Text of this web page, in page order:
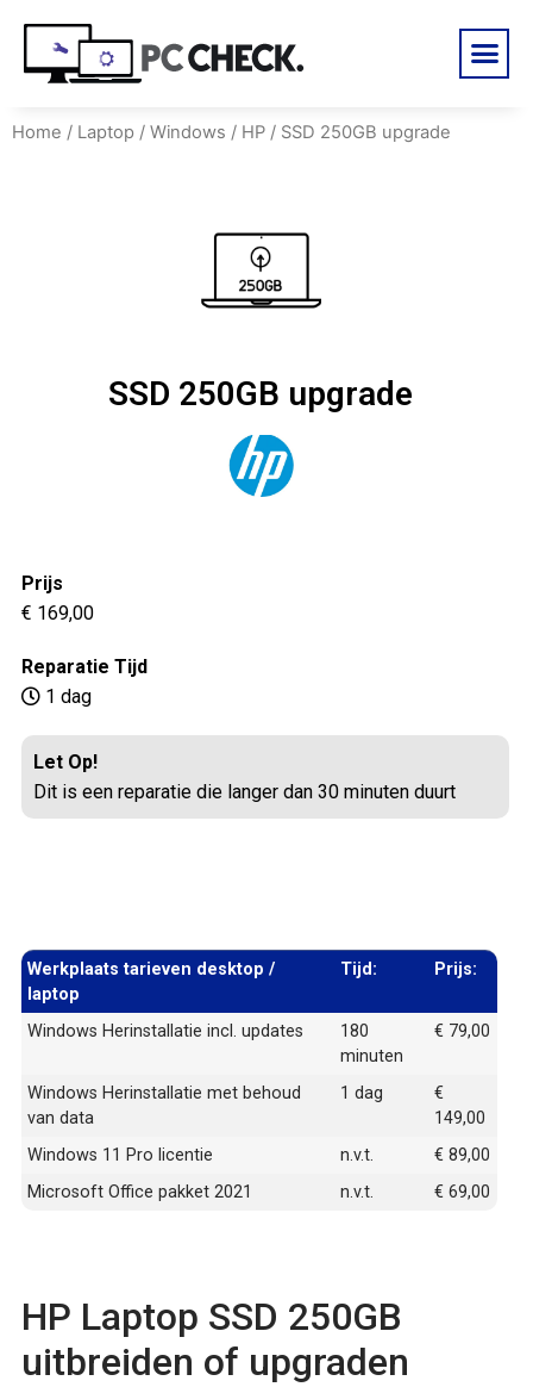
Home / Laptop / Windows / HP / SSD 250GB upgrade
SSD 250GB upgrade
Prijs
€ 169,00
Reparatie Tijd
1 dag
Let Op!
Dit is een reparatie die langer dan 30 minuten duurt
Werkplaats tarieven desktop /
laptop
Tijd: Prijs:
Windows Herinstallatie incl. updates
180
minuten
€ 79,00
Windows Herinstallatie met behoud
van data
1 dag
€
149,00
Windows 11 Pro licentie
n.v.t.
€ 89,00
Microsoft Office pakket 2021
n.v.t. € 69,00
HP Laptop SSD 250GB
uitbreiden of upgraden